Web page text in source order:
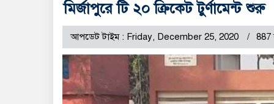
মির্জাপুরে টি ২০ ক্রিকেট টুর্ণামেন্ট শুরু
আপডেট টাইম : Friday, December 25, 2020 887